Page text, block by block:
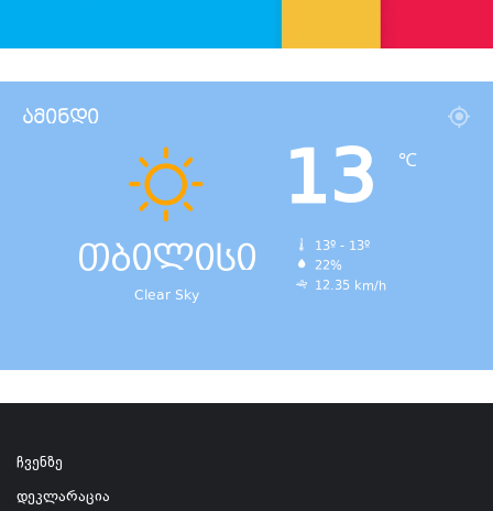
ამინდი
თბილისი
Clear Sky
13 ℃
13º - 13º
22%
12.35 km/h
ჩვენზე
დეკლარაცია